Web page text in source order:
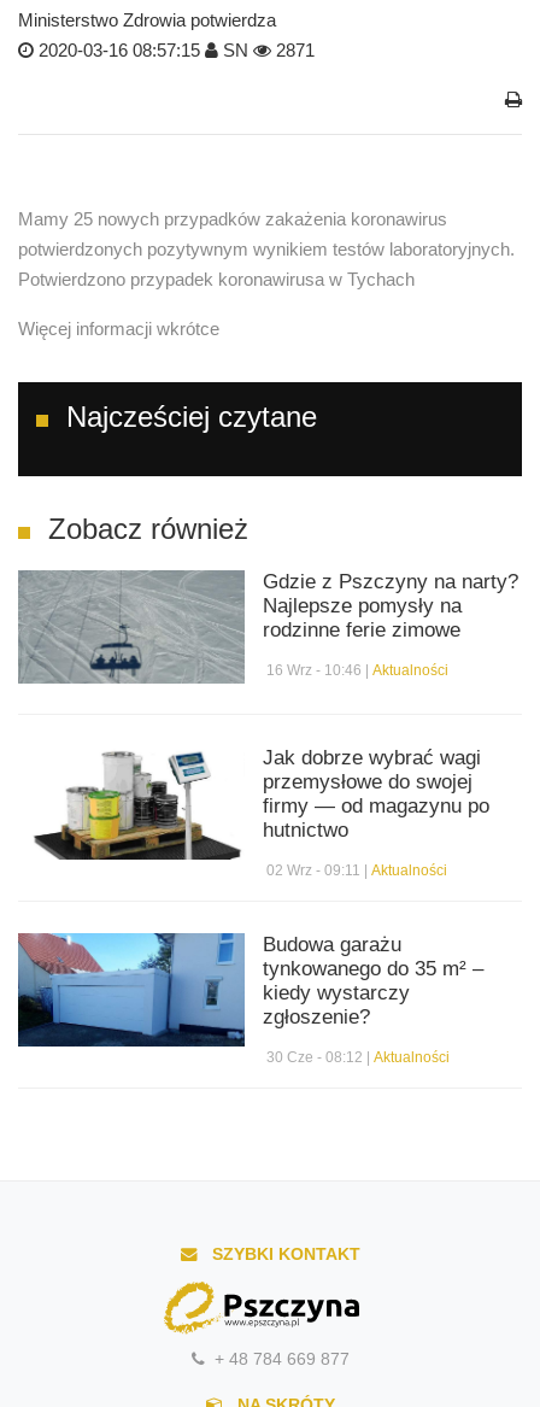
Ministerstwo Zdrowia potwierdza
2020-03-16 08:57:15
SN 2871
Mamy 25 nowych przypadków zakażenia koronawirus
potwierdzonych pozytywnym wynikiem testów laboratoryjnych.
Potwierdzono przypadek koronawirusa w Tychach
Więcej informacji wkrótce
Najcześciej czytane
Zobacz również
Gdzie z Pszczyny na narty?
Najlepsze pomysły na
rodzinne ferie zimowe
16 Wrz - 10:46 |Aktualności
Jak dobrze wybrać wagi
przemysłowe do swojej
firmy — od magazynu po
hutnictwo
02 Wrz - 09:11 |Aktualności
Budowa garażu
tynkowanego do 35 m² –
kiedy wystarczy
zgłoszenie?
30 Cze - 08:12 |Aktualności
SZYBKI KONTAKT
+ 48 784 669 877